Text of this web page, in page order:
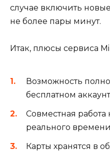
случае включить
не более пары минут.
Итак, плюсы сервиса
Возможность
бесплатном
Совместная
реального времени
Карты хранятся в